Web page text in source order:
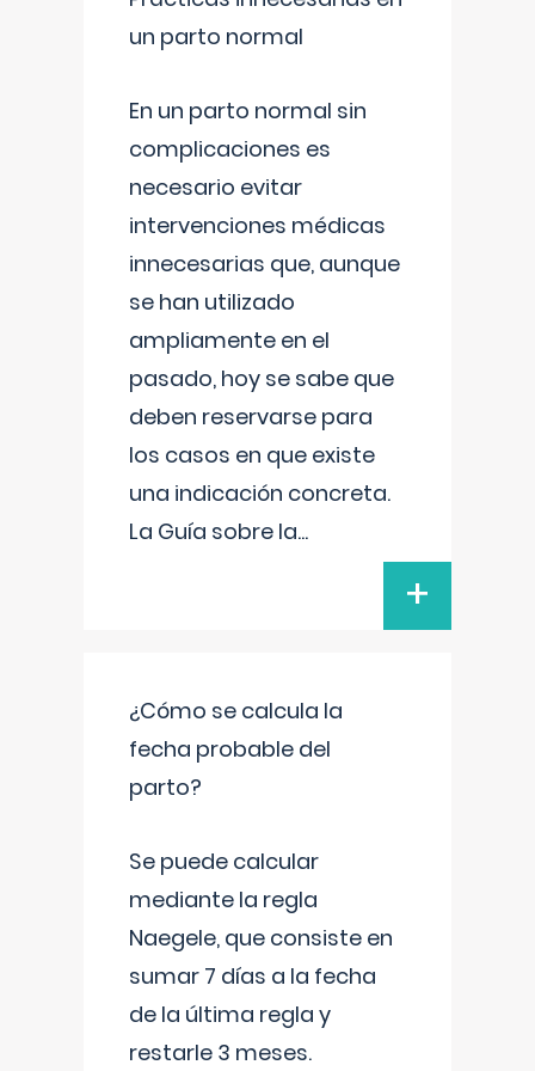
un parto normal
En un parto normal sin
complicaciones es
necesario evitar
intervenciones médicas
innecesarias que, aunque
se han utilizado
ampliamente en el
pasado, hoy se sabe que
deben reservarse para
los casos en que existe
una indicación concreta.
La Guía sobre la...
+
¿Cómo se calcula la
fecha probable del
parto?
Se puede calcular
mediante la regla
Naegele, que consiste en
sumar 7 días a la fecha
de la última regla y
restarle 3 meses.